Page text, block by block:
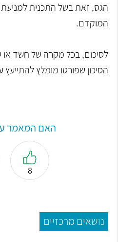
הגס, זאת בשל התכנית למניעת
המוקדם.
לסיכום, בכל מקרה של חשד או
הסיכון שפורטו מומלץ
האם המאמר
8
נושאים מרכזיים